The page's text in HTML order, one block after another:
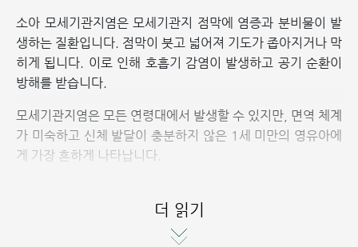
소아 모세기관지염은 모세기관지 점막에 염증과 분비물이 발
생하는 질환입니다. 점막이 붓고 넓어져 기도가 좁아지거나 막
히게 됩니다. 이로 인해 호흡기 감염이 발생하고 공기 순환이
방해를 받습니다.
모세기관지염은 모든 연령대에서 발생할 수 있지만, 면역 체계
가 미숙하고 신체 발달이 충분하지 않은 1세 미만의 영유아에
게 가장 흔하게 나타납니다.
흔히 발생합니다. 선천성 질환을 가진 아이, 담배 연기, 먼지,
곰팡이에 자주 노출되거나 밀집된 환경에 사는 아이들은 발병
더 읽기